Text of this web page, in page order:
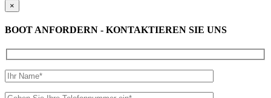
×
BOOT ANFORDERN - KONTAKTIEREN SIE UNS